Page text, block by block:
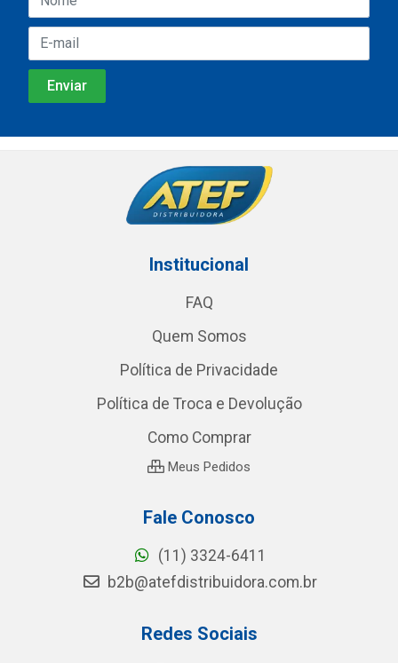
Institucional
FAQ
Quem Somos
Política de Privacidade
Política de Troca e Devolução
Como Comprar
Meus Pedidos
Fale Conosco
(11) 3324-6411
b2b@atefdistribuidora.com.br
Redes Sociais